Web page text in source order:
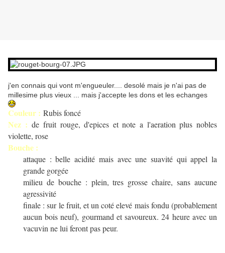
j'en connais qui vont m'engueuler.... desolé mais je n'ai pas de
millesime plus vieux ... mais j'accepte les dons et les echanges
Couleur : Rubis foncé
Nez : de fruit rouge, d'epices et note a l'aeration plus nobles
violette, rose
Bouche :
attaque : belle acidité mais avec une suavité qui appel la
grande gorgée
milieu de bouche : plein, tres grosse chaire, sans aucune
agressivité
finale : sur le fruit, et un coté elevé mais fondu (probablement
aucun bois neuf), gourmand et savoureux. 24 heure avec un
vacuvin ne lui feront pas peur.